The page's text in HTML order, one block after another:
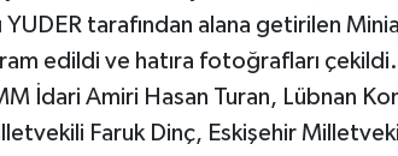
YUDER tarafından alana getirilen
edildi ve hatıra fotoğrafları çekildi.
İdari Amiri Hasan Turan, Lübnan
Faruk Dinç, Eskişehir